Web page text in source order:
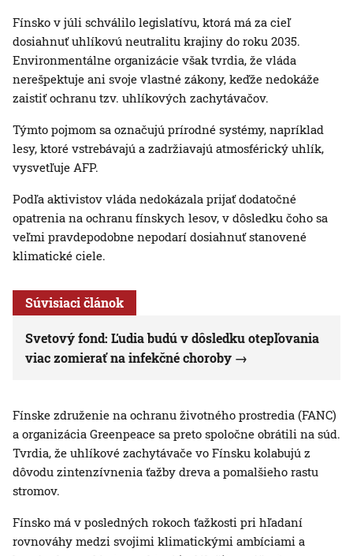
Fínsko v júli schválilo legislatívu, ktorá má za cieľ
dosiahnuť uhlíkovú neutralitu krajiny do roku 2035.
Environmentálne organizácie však tvrdia, že vláda
nerešpektuje ani svoje vlastné zákony, keďže nedokáže
zaistiť ochranu tzv. uhlíkových zachytávačov.
Týmto pojmom sa označujú prírodné systémy, napríklad
lesy, ktoré vstrebávajú a zadržiavajú atmosférický uhlík,
vysvetľuje AFP.
Podľa aktivistov vláda nedokázala prijať dodatočné
opatrenia na ochranu fínskych lesov, v dôsledku čoho sa
veľmi pravdepodobne nepodarí dosiahnuť stanovené
klimatické ciele.
Súvisiaci článok
Svetový fond: Ľudia budú v dôsledku otepľovania
viac zomierať na infekčné choroby
Fínske združenie na ochranu životného prostredia (FANC)
a organizácia Greenpeace sa preto spoločne obrátili na súd.
Tvrdia, že uhlíkové zachytávače vo Fínsku kolabujú z
dôvodu zintenzívnenia ťažby dreva a pomalšieho rastu
stromov.
Fínsko má v posledných rokoch ťažkosti pri hľadaní
rovnováhy medzi svojimi klimatickými ambíciami a